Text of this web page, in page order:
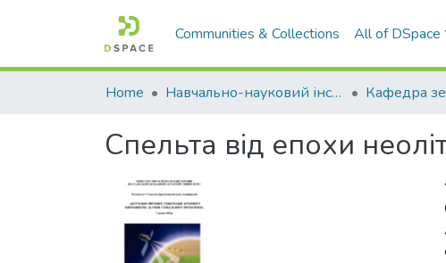
Communities & Collections All of DSpace
Home Навчально-науковий інститут агротехнологій, селекції та екології
Спельта від епохи